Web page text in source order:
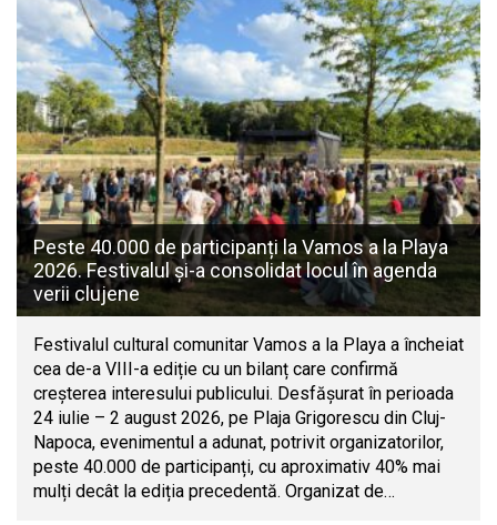
Peste 40.000 de participanți la Vamos a la Playa
2026. Festivalul și-a consolidat locul în agenda
verii clujene
Festivalul cultural comunitar Vamos a la Playa a încheiat
cea de-a VIII-a ediție cu un bilanț care confirmă
creșterea interesului publicului. Desfășurat în perioada
24 iulie – 2 august 2026, pe Plaja Grigorescu din Cluj-
Napoca, evenimentul a adunat, potrivit organizatorilor,
peste 40.000 de participanți, cu aproximativ 40% mai
mulți decât la ediția precedentă. Organizat de…